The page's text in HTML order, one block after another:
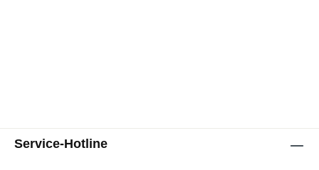
Service-Hotline